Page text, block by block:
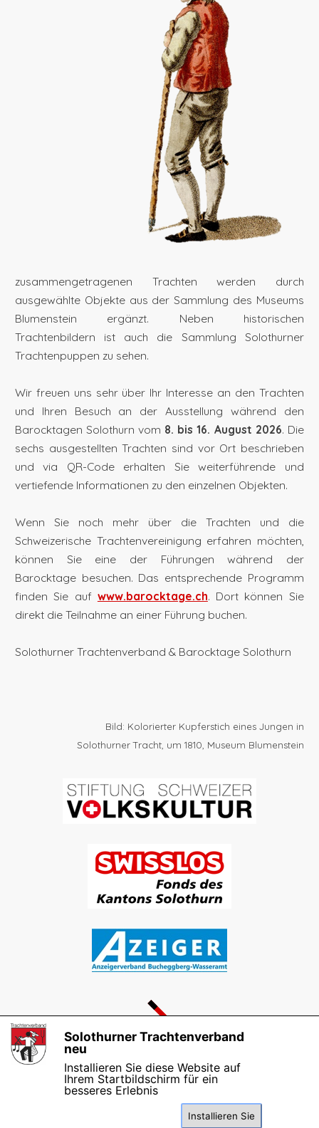
zusammengetragenen Trachten werden durch
ausgewählte Objekte aus der Sammlung des Museums
Blumenstein ergänzt. Neben historischen
Trachtenbildern ist auch die Sammlung Solothurner
Trachtenpuppen zu sehen.
Wir freuen uns sehr über Ihr Interesse an den Trachten
und Ihren Besuch an der Ausstellung während den
Barocktagen Solothurn vom 8. bis 16. August 2026. Die
sechs ausgestellten Trachten sind vor Ort beschrieben
und via QR-Code erhalten Sie weiterführende und
vertiefende Informationen zu den einzelnen Objekten.
Wenn Sie noch mehr über die Trachten und die
Schweizerische Trachtenvereinigung erfahren möchten,
können Sie eine der Führungen während der
Barocktage besuchen. Das entsprechende Programm
finden Sie auf www.barocktage.ch. Dort können Sie
direkt die Teilnahme an einer Führung buchen.
Solothurner Trachtenverband & Barocktage Solothurn
Bild: Kolorierter Kupferstich eines Jungen in
Solothurner Tracht, um 1810, Museum Blumenstein
weiter zur Ausstellung
Solothurner Trachtenverband
neu
Installieren Sie diese Website auf
Ihrem Startbildschirm für ein
besseres Erlebnis
Installieren Sie
X